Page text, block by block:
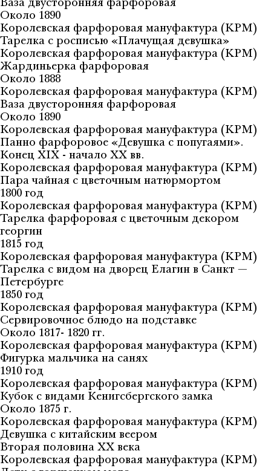
Ваза двусторонняя фарфоровая
Около 1890
Королевская фарфоровая мануфактура (KPM)
Тарелка с росписью «Плачущая девушка»
Королевская фарфоровая мануфактура (KPM)
Жардиньерка фарфоровая
Около 1888
Королевская фарфоровая мануфактура (KPM)
Ваза двусторонняя фарфоровая
Около 1890
Королевская фарфоровая мануфактура (KPM)
Панно фарфоровое «Девушка с попугаями».
Конец XIX - начало XX вв.
Королевская фарфоровая мануфактура (KPM)
Пара чайная с цветочным натюрмортом
1800 год
Королевская фарфоровая мануфактура (KPM)
Тарелка фарфоровая с цветочным декором
георгин
1815 год
Королевская фарфоровая мануфактура (KPM)
Тарелка с видом на дворец Елагин в Санкт —
Петербурге
1850 год
Королевская фарфоровая мануфактура (KPM)
Сервировочное блюдо на подставке
Около 1817- 1820 гг.
Королевская фарфоровая мануфактура (KPM)
Фигурка мальчика на санях
1910 год
Королевская фарфоровая мануфактура (KPM)
Кубок с видами Кенигсбергского замка
Около 1875 г.
Королевская фарфоровая мануфактура (KPM)
Девушка с китайским веером
Вторая половина XX века
Королевская фарфоровая мануфактура (KPM)